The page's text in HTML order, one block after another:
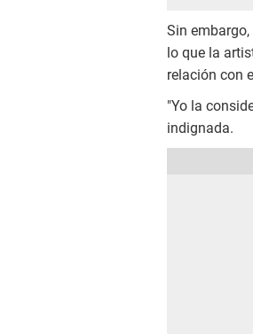
Sin
lo que la
relación con
"Yo la
indignada.